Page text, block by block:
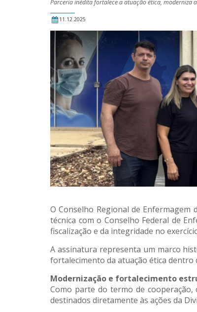
Parceria inédita fortalece a atuação ética, moderniza
11.12.2025
O Conselho Regional de
técnica com o Conselho Federal de
fiscalização e da integridade no
A assinatura representa um marco
fortalecimento da atuação ética dentro
Modernização e fortalecimento
Como parte do termo de
destinados diretamente às ações da